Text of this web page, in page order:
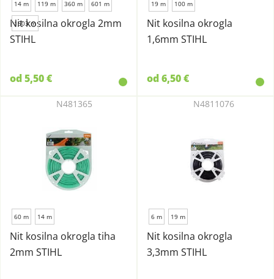
14 m 119 m 360 m 601 m
1503 m
Nit kosilna okrogla 2mm
STIHL
od 5,50 €
19 m 100 m
Nit kosilna okrogla
1,6mm STIHL
od 6,50 €
60 m 14 m
Nit kosilna okrogla tiha
2mm STIHL
N481365
6 m 19 m
Nit kosilna okrogla
3,3mm STIHL
N4811076